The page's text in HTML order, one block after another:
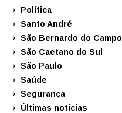
Política
Santo André
São Bernardo do Campo
São Caetano do Sul
São Paulo
Saúde
Segurança
Últimas notícias